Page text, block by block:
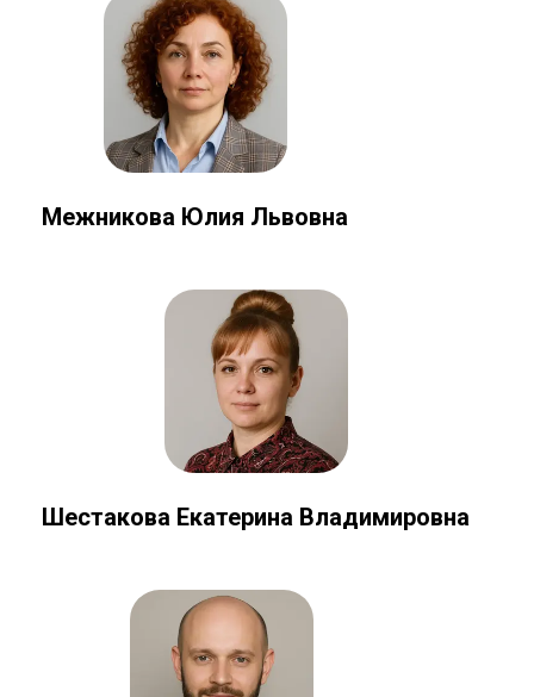
Межникова Юлия Львовна
Шестакова Екатерина Владимировна